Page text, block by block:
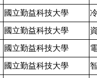
國立勤益科技大學
國立勤益科技大學
國立勤益科技大學
國立勤益科技大學